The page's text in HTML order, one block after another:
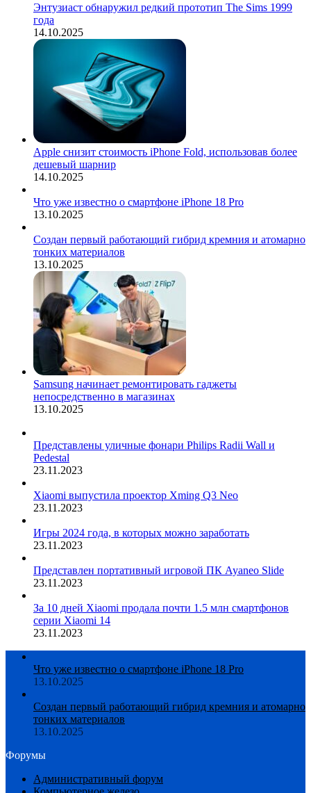
Энтузиаст обнаружил редкий прототип The Sims 1999
года
14.10.2025
Apple снизит стоимость iPhone Fold, использовав более
дешевый шарнир
14.10.2025
Что уже известно о смартфоне iPhone 18 Pro
13.10.2025
Создан первый работающий гибрид кремния и атомарно
тонких материалов
13.10.2025
Samsung начинает ремонтировать гаджеты
непосредственно в магазинах
13.10.2025
Представлены уличные фонари Philips Radii Wall и
Pedestal
23.11.2023
Xiaomi выпустила проектор Xming Q3 Neo
23.11.2023
Игры 2024 года, в которых можно заработать
23.11.2023
Представлен портативный игровой ПК Ayaneo Slide
23.11.2023
За 10 дней Xiaomi продала почти 1.5 млн смартфонов
серии Xiaomi 14
23.11.2023
Что уже известно о смартфоне iPhone 18 Pro
13.10.2025
Создан первый работающий гибрид кремния и атомарно
тонких материалов
13.10.2025
Форумы
Административный форум